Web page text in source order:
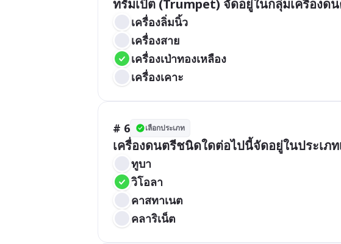
ทรัมเป็ต (Trumpet) จัดอยู่ในกลุ่มเครื่องดน
เครื่องลิ่มนิ้ว
เครื่องสาย
เครื่องเป่าทองเหลือง
เครื่องเคาะ
# 6 เลือกประเภท
เครื่องดนตรีชนิดใดต่อไปนี้จัดอยู่ในประเภท
ทูบา
วิโอลา
คาสทาเนต
คลาริเน็ต